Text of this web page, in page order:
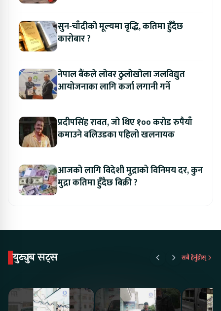
सुन-चाँदीको मूल्यमा वृद्धि, कतिमा हुँदैछ
कारोबार ?
नेपाल बैंकले लोवर ठुलोखोला जलविद्युत
आयोजनाका लागि कर्जा लगानी गर्ने
प्रदीपसिंह रावत, जो थिए १०० करोड रुपैयाँ
कमाउने बलिउडका पहिलो खलनायक
आजको लागि विदेशी मुद्राको विनिमय दर, कुन
मुद्रा कतिमा हुँदैछ बिक्री ?
युट्युब सट्स सबै हेर्नुहोस्